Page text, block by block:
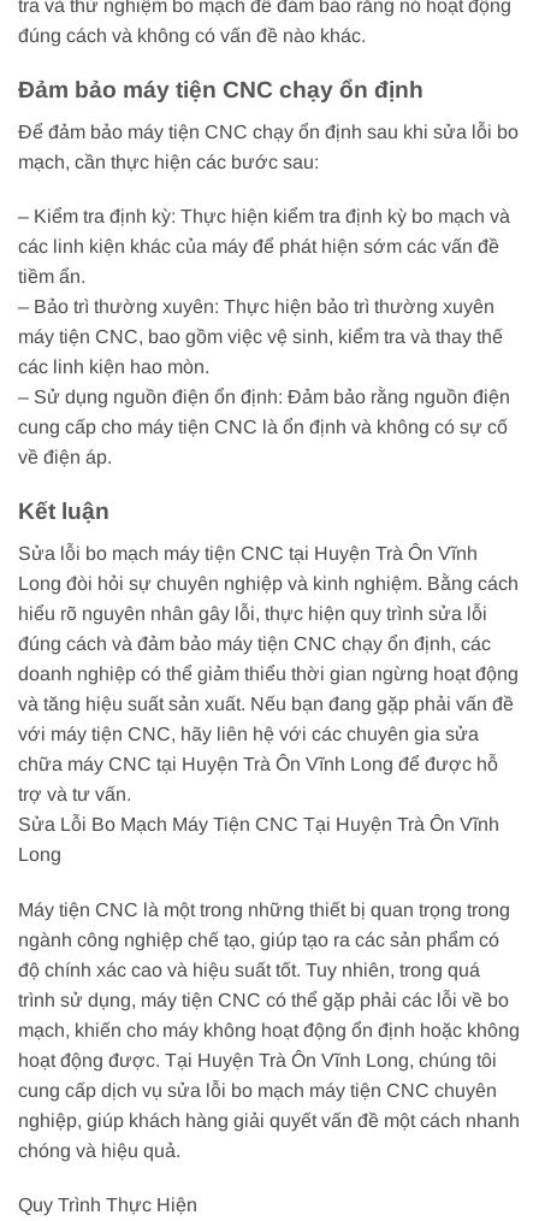
tra và thử nghiệm bo mạch để đảm bảo rằng nó hoạt động
đúng cách và không có vấn đề nào khác.
Đảm bảo máy tiện CNC chạy ổn định
Để đảm bảo máy tiện CNC chạy ổn định sau khi sửa lỗi bo
mạch, cần thực hiện các bước sau:
– Kiểm tra định kỳ: Thực hiện kiểm tra định kỳ bo mạch và
các linh kiện khác của máy để phát hiện sớm các vấn đề
tiềm ẩn.
– Bảo trì thường xuyên: Thực hiện bảo trì thường xuyên
máy tiện CNC, bao gồm việc vệ sinh, kiểm tra và thay thế
các linh kiện hao mòn.
– Sử dụng nguồn điện ổn định: Đảm bảo rằng nguồn điện
cung cấp cho máy tiện CNC là ổn định và không có sự cố
về điện áp.
Kết luận
Sửa lỗi bo mạch máy tiện CNC tại Huyện Trà Ôn Vĩnh
Long đòi hỏi sự chuyên nghiệp và kinh nghiệm. Bằng cách
hiểu rõ nguyên nhân gây lỗi, thực hiện quy trình sửa lỗi
đúng cách và đảm bảo máy tiện CNC chạy ổn định, các
doanh nghiệp có thể giảm thiểu thời gian ngừng hoạt động
và tăng hiệu suất sản xuất. Nếu bạn đang gặp phải vấn đề
với máy tiện CNC, hãy liên hệ với các chuyên gia sửa
chữa máy CNC tại Huyện Trà Ôn Vĩnh Long để được hỗ
trợ và tư vấn.
Sửa Lỗi Bo Mạch Máy Tiện CNC Tại Huyện Trà Ôn Vĩnh
Long
Máy tiện CNC là một trong những thiết bị quan trọng trong
ngành công nghiệp chế tạo, giúp tạo ra các sản phẩm có
độ chính xác cao và hiệu suất tốt. Tuy nhiên, trong quá
trình sử dụng, máy tiện CNC có thể gặp phải các lỗi về bo
mạch, khiến cho máy không hoạt động ổn định hoặc không
hoạt động được. Tại Huyện Trà Ôn Vĩnh Long, chúng tôi
cung cấp dịch vụ sửa lỗi bo mạch máy tiện CNC chuyên
nghiệp, giúp khách hàng giải quyết vấn đề một cách nhanh
chóng và hiệu quả.
Quy Trình Thực Hiện